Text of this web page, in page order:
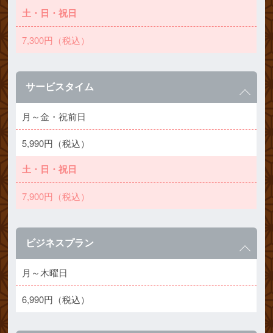
土・日・祝日
7,300円（税込）
サービスタイム
月～金・祝前日
5,990円（税込）
土・日・祝日
7,900円（税込）
ビジネスプラン
月～木曜日
6,990円（税込）